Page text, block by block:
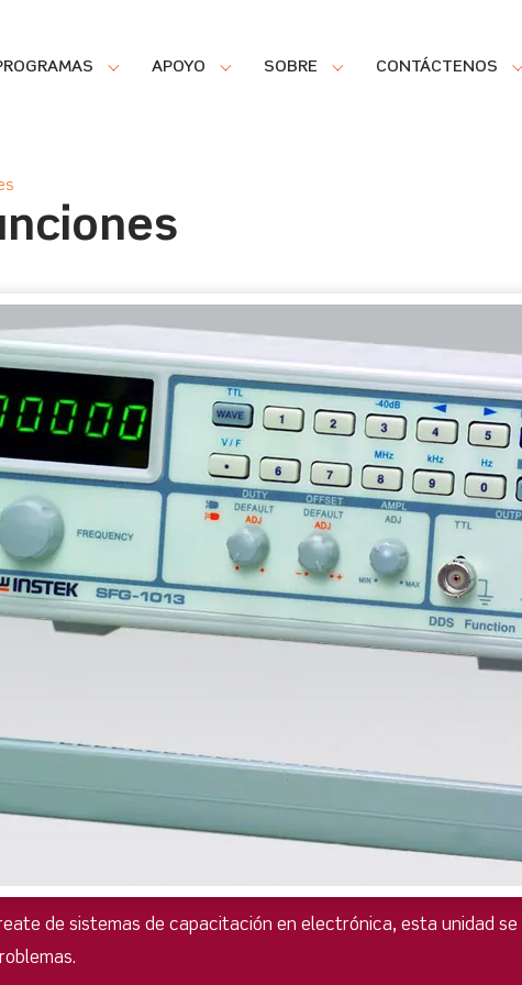
APOYO SOBRE CONTÁCTENOS
de sistemas de capacitación en electrónica, esta unidad